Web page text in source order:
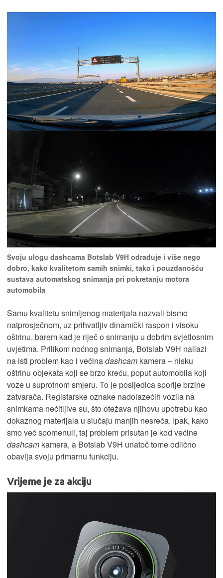
Svoju ulogu dashcama Botslab V9H odrađuje i više nego
dobro, kako kvalitetom samih snimki, tako i pouzdanošću
sustava automatskog snimanja pri pokretanju motora
automobila
Samu kvalitetu snimljenog materijala nazvali bismo
natprosječnom, uz prihvatljiv dinamički raspon i visoku
oštrinu, barem kad je riječ o snimanju u dobrim svjetlosnim
uvjetima. Prilikom noćnog snimanja, Botslab V9H nailazi
na isti problem kao i većinadashcam kamera – nisku
oštrinu objekata koji se brzo kreću, poput automobila koji
voze u suprotnom smjeru. To je posljedica sporije brzine
zatvarača. Registarske oznake nadolazećih vozila na
snimkama nečitljive su, što otežava njihovu upotrebu kao
dokaznog materijala u slučaju manjih nesreća. Ipak, kako
smo već spomenuli, taj problem prisutan je kod većine
dashcam kamera, a Botslab V9H unatoč tome odlično
obavlja svoju primarnu funkciju.
Vrijeme je za akciju